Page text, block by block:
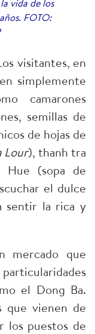
vida de los
FOTO:
visitantes, en
simplemente
camarones
semillas de
de hojas de
Lour), thanh tra
(sopa de
el dulce
sentir la rica y
mercado que
el Dong Ba.
que vienen de
los puestos de